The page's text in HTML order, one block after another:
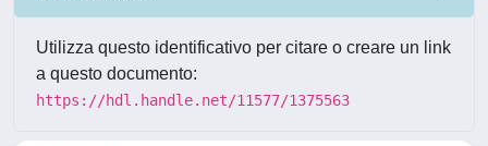
Utilizza questo identificativo per citare o creare un link
a questo documento:
https://hdl.handle.net/11577/1375563